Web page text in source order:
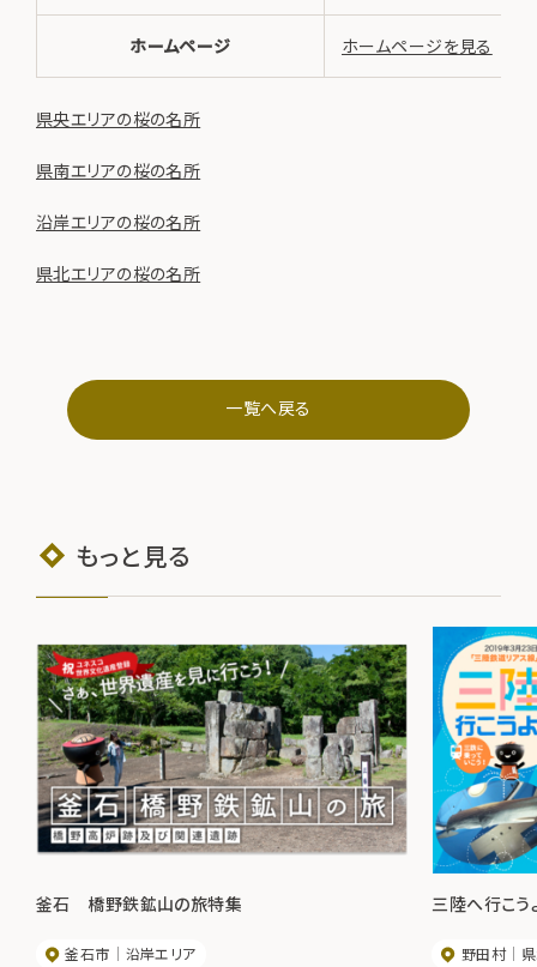
ホームページ ホームページを見る
県央エリアの桜の名所
県南エリアの桜の名所
沿岸エリアの桜の名所
県北エリアの桜の名所
一覧へ戻る
もっと見る
釜石 橋野鉄鉱山の旅特集
釜石市 沿岸エリア
三陸へ行こう
野田村